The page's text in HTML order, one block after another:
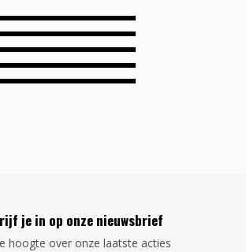
je in op onze nieuwsbrief
hoogte over onze laatste acties